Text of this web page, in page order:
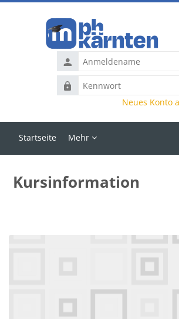
Anmeldename
Kennwort
Neues Konto
Startseite Mehr
Kursinformation